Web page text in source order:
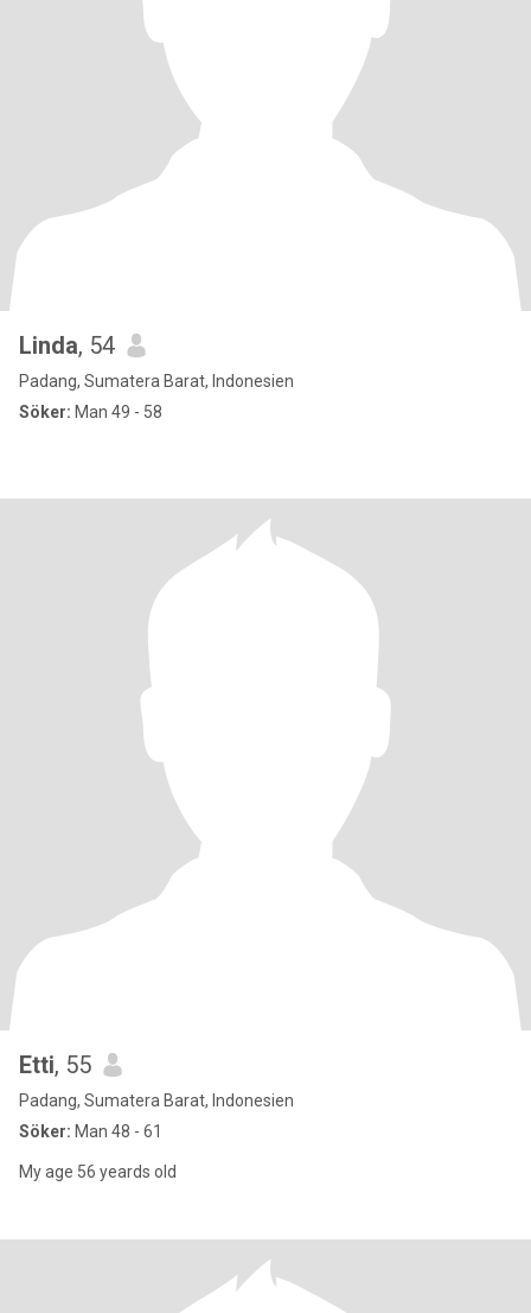
Linda, 54
Padang, Sumatera Barat, Indonesien
Söker: Man 49 - 58
Etti, 55
Padang, Sumatera Barat, Indonesien
Söker: Man 48 - 61
My age 56 yeards old